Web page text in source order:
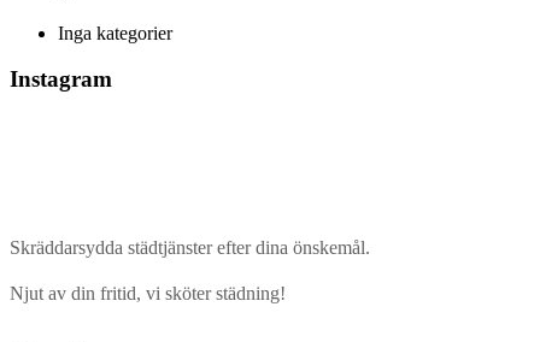
Inga kategorier
Instagram
Skräddarsydda städtjänster efter dina önskemål.
Njut av din fritid, vi sköter städning!